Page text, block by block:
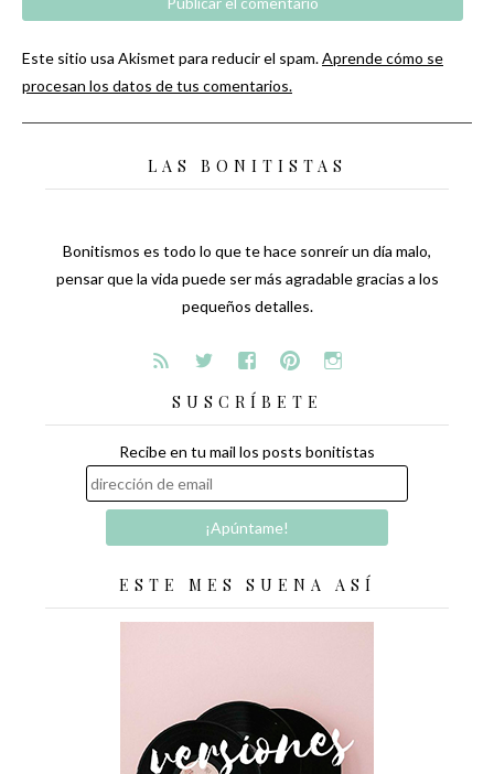
Este sitio usa Akismet para reducir el spam.Aprende cómo se
procesan los datos de tus comentarios.
LAS BONITISTAS
Bonitismos es todo lo que te hace sonreír un día malo,
pensar que la vida puede ser más agradable gracias a los
pequeños detalles.
SUSCRÍBETE
Recibe en tu mail los posts bonitistas
ESTE MES SUENA ASÍ